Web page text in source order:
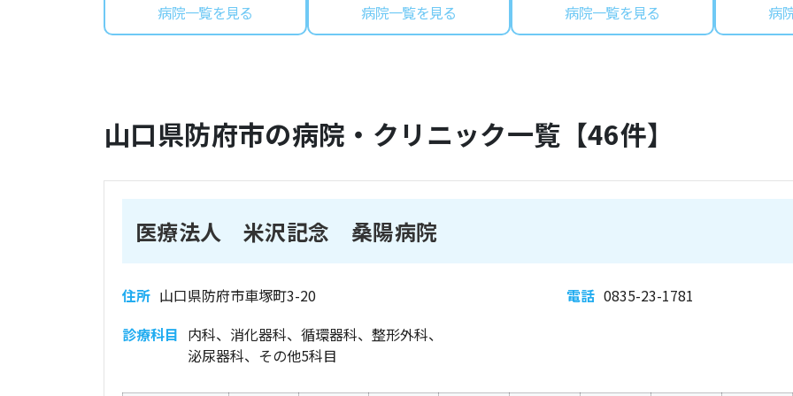
病院一覧を見る 病院一覧を見る 病院一覧を見る 病
山口県防府市の病院・クリニック一覧【46件】
医療法人 米沢記念 桑陽病院
住所 山口県防府市車塚町3-20 電話 0835-23-1781
診療科目 内科、消化器科、循環器科、整形外科、
泌尿器科、その他5科目